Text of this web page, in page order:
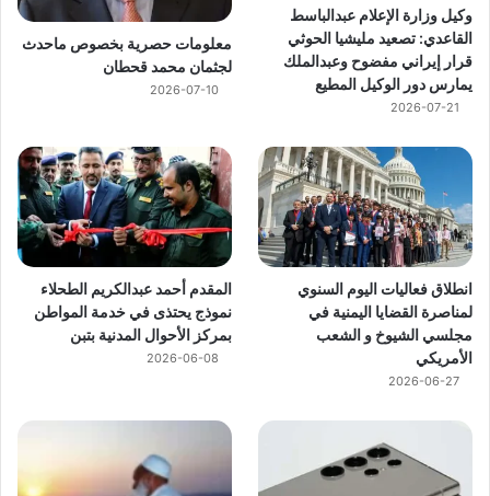
وكيل وزارة الإعلام عبدالباسط
القاعدي: تصعيد مليشيا الحوثي
قرار إيراني مفضوح وعبدالملك
يمارس دور الوكيل المطيع
2026-07-21
معلومات حصرية بخصوص ماحدث
لجثمان محمد قحطان
2026-07-10
انطلاق فعاليات اليوم السنوي
لمناصرة القضايا اليمنية في
مجلسي الشيوخ و الشعب
الأمريكي
2026-06-27
المقدم أحمد عبدالكريم الطحلاء
نموذج يحتذى في خدمة المواطن
بمركز الأحوال المدنية بتبن
2026-06-08